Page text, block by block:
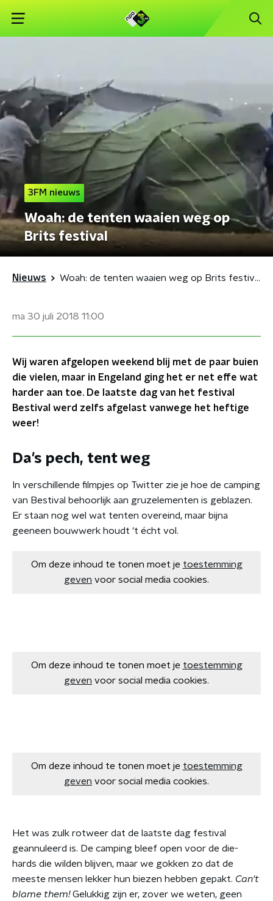
3FM nieuws
Woah: de tenten waaien weg op
Brits festival
Nieuws Woah: de tenten waaien weg op Brits festival
ma 30 juli 2018 11:00
Wij waren afgelopen weekend blij met de paar buien
die vielen, maar in Engeland ging het er net effe wat
harder aan toe. De laatste dag van het festival
Bestival werd zelfs afgelast vanwege het heftige
weer!
Da's pech, tent weg
In verschillende filmpjes op Twitter zie je hoe de camping
van Bestival behoorlijk aan gruzelementen is geblazen.
Er staan nog wel wat tenten overeind, maar bijna
geeneen bouwwerk houdt 't écht vol.
Om deze inhoud te tonen moet je toestemming
geven voor social media cookies.
Om deze inhoud te tonen moet je toestemming
geven voor social media cookies.
Om deze inhoud te tonen moet je toestemming
geven voor social media cookies.
Het was zulk rotweer dat de laatste dag festival
geannuleerd is. De camping bleef open voor de die-
hards die wilden blijven, maar we gokken zo dat de
meeste mensen lekker hun biezen hebben gepakt. Can't
blame them!Gelukkig zijn er, zover we weten, geen